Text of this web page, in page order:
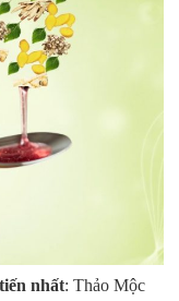
nhất: Thảo Mộc